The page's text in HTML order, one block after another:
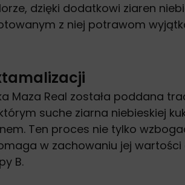
dzięki dodatkowi ziaren
z niej potrawom
Maza Real została poddana
suche ziarna niebieskiej
Ten proces nie tylko
w zachowaniu jej
B.